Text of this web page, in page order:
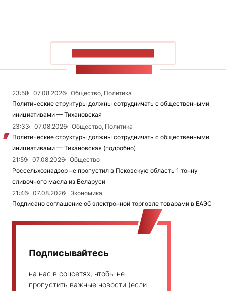
23:58 07.08.2026
Общество, Политика
Политические структуры должны сотрудничать с общественными
инициативами — Тихановская
23:33
07.08.2026
Общество, Политика
Политические структуры должны сотрудничать с общественными
инициативами — Тихановская (подробно)
21:59
07.08.2026
Общество
Россельхознадзор не пропустил в Псковскую область 1 тонну
сливочного масла из Беларуси
21:46
07.08.2026
Экономика
Подписано соглашение об электронной торговле товарами в ЕАЭС
Подписывайтесь
на нас в соцсетях, чтобы не
пропустить важные новости (если